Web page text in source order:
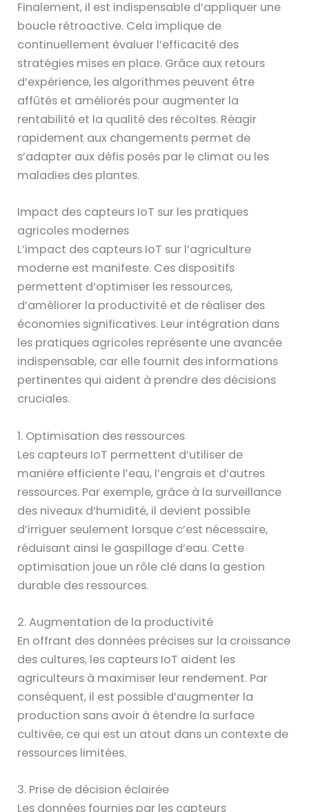
Finalement, il est indispensable d’appliquer une
boucle rétroactive. Cela implique de
continuellement évaluer l’efficacité des
stratégies mises en place. Grâce aux retours
d’expérience, les algorithmes peuvent être
affûtés et améliorés pour augmenter la
rentabilité et la qualité des récoltes. Réagir
rapidement aux changements permet de
s’adapter aux défis posés par le climat ou les
maladies des plantes.
Impact des capteurs IoT sur les pratiques
agricoles modernes
L’impact des capteurs IoT sur l’agriculture
moderne est manifeste. Ces dispositifs
permettent d’optimiser les ressources,
d’améliorer la productivité et de réaliser des
économies significatives. Leur intégration dans
les pratiques agricoles représente une avancée
indispensable, car elle fournit des informations
pertinentes qui aident à prendre des décisions
cruciales.
1. Optimisation des ressources
Les capteurs IoT permettent d’utiliser de
manière efficiente l’eau, l’engrais et d’autres
ressources. Par exemple, grâce à la surveillance
des niveaux d’humidité, il devient possible
d’irriguer seulement lorsque c’est nécessaire,
réduisant ainsi le gaspillage d’eau. Cette
optimisation joue un rôle clé dans la gestion
durable des ressources.
2. Augmentation de la productivité
En offrant des données précises sur la croissance
des cultures, les capteurs IoT aident les
agriculteurs à maximiser leur rendement. Par
conséquent, il est possible d’augmenter la
production sans avoir à étendre la surface
cultivée, ce qui est un atout dans un contexte de
ressources limitées.
3. Prise de décision éclairée
Les données fournies par les capteurs